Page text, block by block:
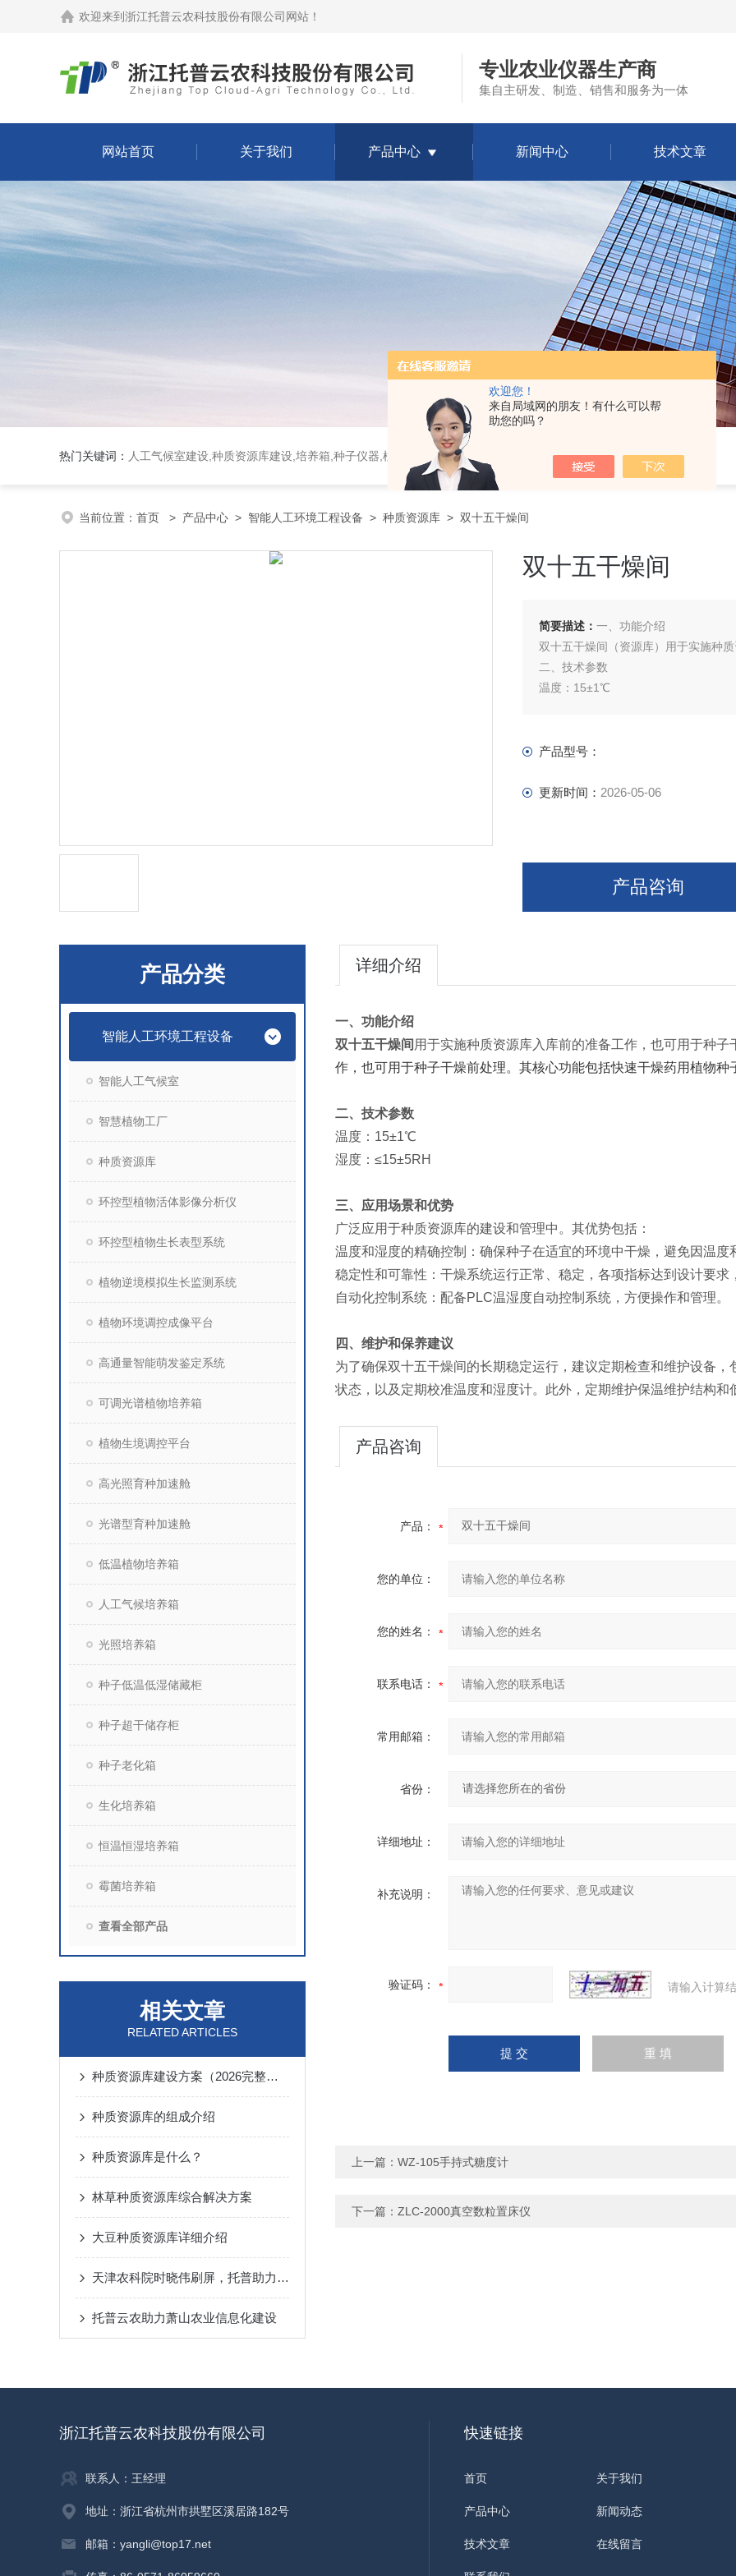
欢迎您！
来自局域网的朋友！有什么可以帮
助您的吗？
欢迎来到 浙江托普云农科技股份有限公司网站 ！
专业农业仪器生产商
集自主研发、制造、销售和服务为一体
网站首页 关于我们 产品中心 新闻中心 技术文章
热门关键词： 人工气候室建设,种质资源库建设,培养箱,种子仪器,植物生理仪器,植保仪器,土壤仪器,环境气象仪器
当前位置： 首页 > 产品中心 > 智能人工环境工程设备 > 种质资源库 > 双十五干燥间
双十五干燥间
简要描述： 一、功能介绍
双十五干燥间（资源库）用于实施种
二、技术参数
温度：15±1℃
产品型号：
更新时间： 2026-05-06
产品咨询
产品分类
智能人工环境工程设备
智能人工气候室
智慧植物工厂
种质资源库
环控型植物活体影像分析仪
环控型植物生长表型系统
植物逆境模拟生长监测系统
植物环境调控成像平台
高通量智能萌发鉴定系统
可调光谱植物培养箱
植物生境调控平台
高光照育种加速舱
光谱型育种加速舱
低温植物培养箱
人工气候培养箱
光照培养箱
种子低温低湿储藏柜
种子超干储存柜
种子老化箱
生化培养箱
恒温恒湿培养箱
霉菌培养箱
查看全部产品
相关文章
RELATED ARTICLES
种质资源库建设方案（2026完整版）
种质资源库的组成介绍
种质资源库是什么？
林草种质资源库综合解决方案
大豆种质资源库详细介绍
天津农科院时晓伟刷屏，托普助力攻破“卡脖子”技术难题
托普云农助力萧山农业信息化建设
详细介绍
一、功能介绍
双十五干燥间 用于实施种质资源库入库前的准备工作，也可用于种子
作，也可用于种子干燥前处理。其核心功能包括快速干燥药用植物种
二、技术参数
温度：15±1℃
湿度：≤15±5RH
三、应用场景和优势
广泛应用于种质资源库的建设和管理中。其优势包括：
温度和湿度的精确控制‌：确保种子在适宜的环境中干燥，避免因温度
稳定性和可靠性‌：干燥系统运行正常、稳定，各项指标达到设计要求
‌自动化控制系统‌：配备PLC温湿度自动控制系统，方便操作和管理。
四、维护和保养建议
为了确保双十五干燥间的长期稳定运行，建议定期检查和维护设备
状态，以及定期校准温度和湿度计。此外，定期维护保温维护结构和
产品咨询
产品：
您的单位：
您的姓名：
联系电话：
常用邮箱：
省份：
详细地址：
补充说明：
验证码： 请输入计算
上一篇： WZ-105手持式糖度计
下一篇： ZLC-2000真空数粒置床仪
浙江托普云农科技股份有限公司
联系人：王经理
地址：浙江省杭州市拱墅区溪居路182号
邮箱：yangli@top17.net
快速链接
首页 关于我们
产品中心 新闻动态
技术文章 在线留言